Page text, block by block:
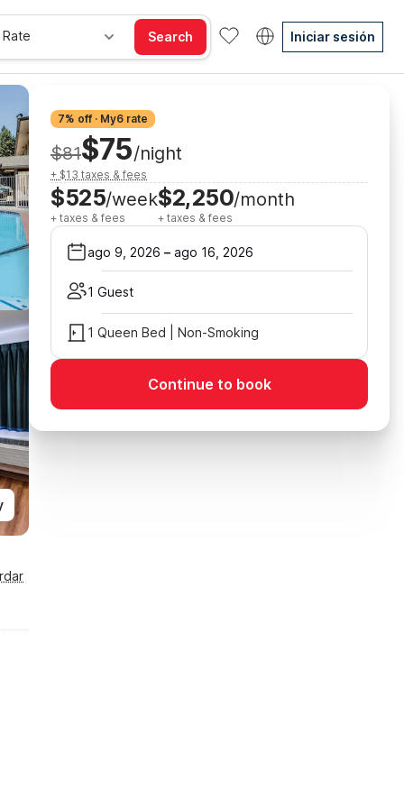
Search Iniciar sesión
7% off · My6 rate
$81$75/night
+ $13 taxes & fees
$525/week
+ taxes & fees
$2,250/month
+ taxes & fees
ago 9, 2026 – ago 16, 2026
1 Guest
1 Queen Bed | Non-Smoking
Continue to book